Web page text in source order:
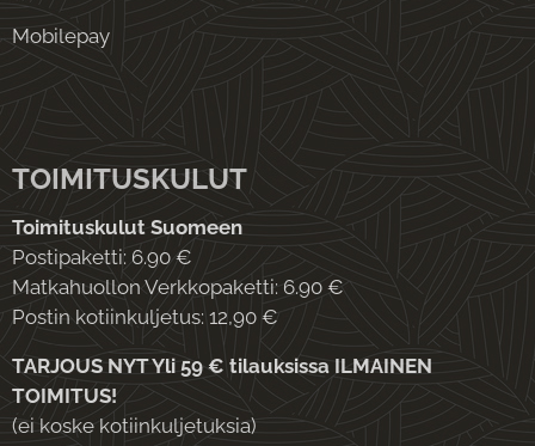
Mobilepay
TOIMITUSKULUT
Toimituskulut Suomeen
Postipaketti: 6.90 €
Matkahuollon Verkkopaketti: 6.90 €
Postin kotiinkuljetus: 12,90 €
TARJOUS NYT Yli 59 € tilauksissa ILMAINEN
TOIMITUS!
(ei koske kotiinkuljetuksia)